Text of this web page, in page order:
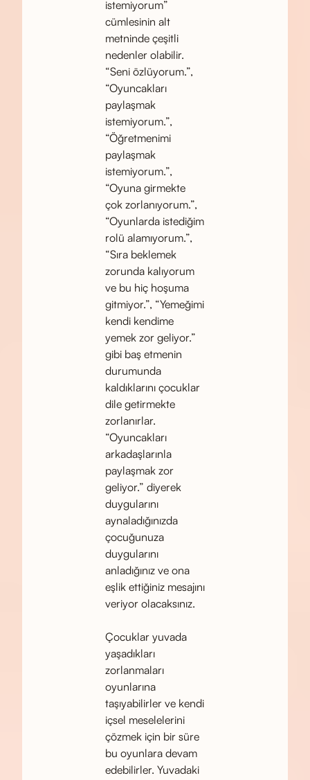
istemiyorum”
cümlesinin alt
metninde çeşitli
nedenler olabilir.
“Seni özlüyorum.”,
“Oyuncakları
paylaşmak
istemiyorum.”,
“Öğretmenimi
paylaşmak
istemiyorum.”,
“Oyuna girmekte
çok zorlanıyorum.”,
“Oyunlarda istediğim
rolü alamıyorum.”,
“Sıra beklemek
zorunda kalıyorum
ve bu hiç hoşuma
gitmiyor.”, “Yemeğimi
kendi kendime
yemek zor geliyor.”
gibi baş etmenin
durumunda
kaldıklarını çocuklar
dile getirmekte
zorlanırlar.
“Oyuncakları
arkadaşlarınla
paylaşmak zor
geliyor.” diyerek
duygularını
aynaladığınızda
çocuğunuza
duygularını
anladığınız ve ona
eşlik ettiğiniz mesajını
veriyor olacaksınız.
Çocuklar yuvada
yaşadıkları
zorlanmaları
oyunlarına
taşıyabilirler ve kendi
içsel meselelerini
çözmek için bir süre
bu oyunlara devam
edebilirler. Yuvadaki